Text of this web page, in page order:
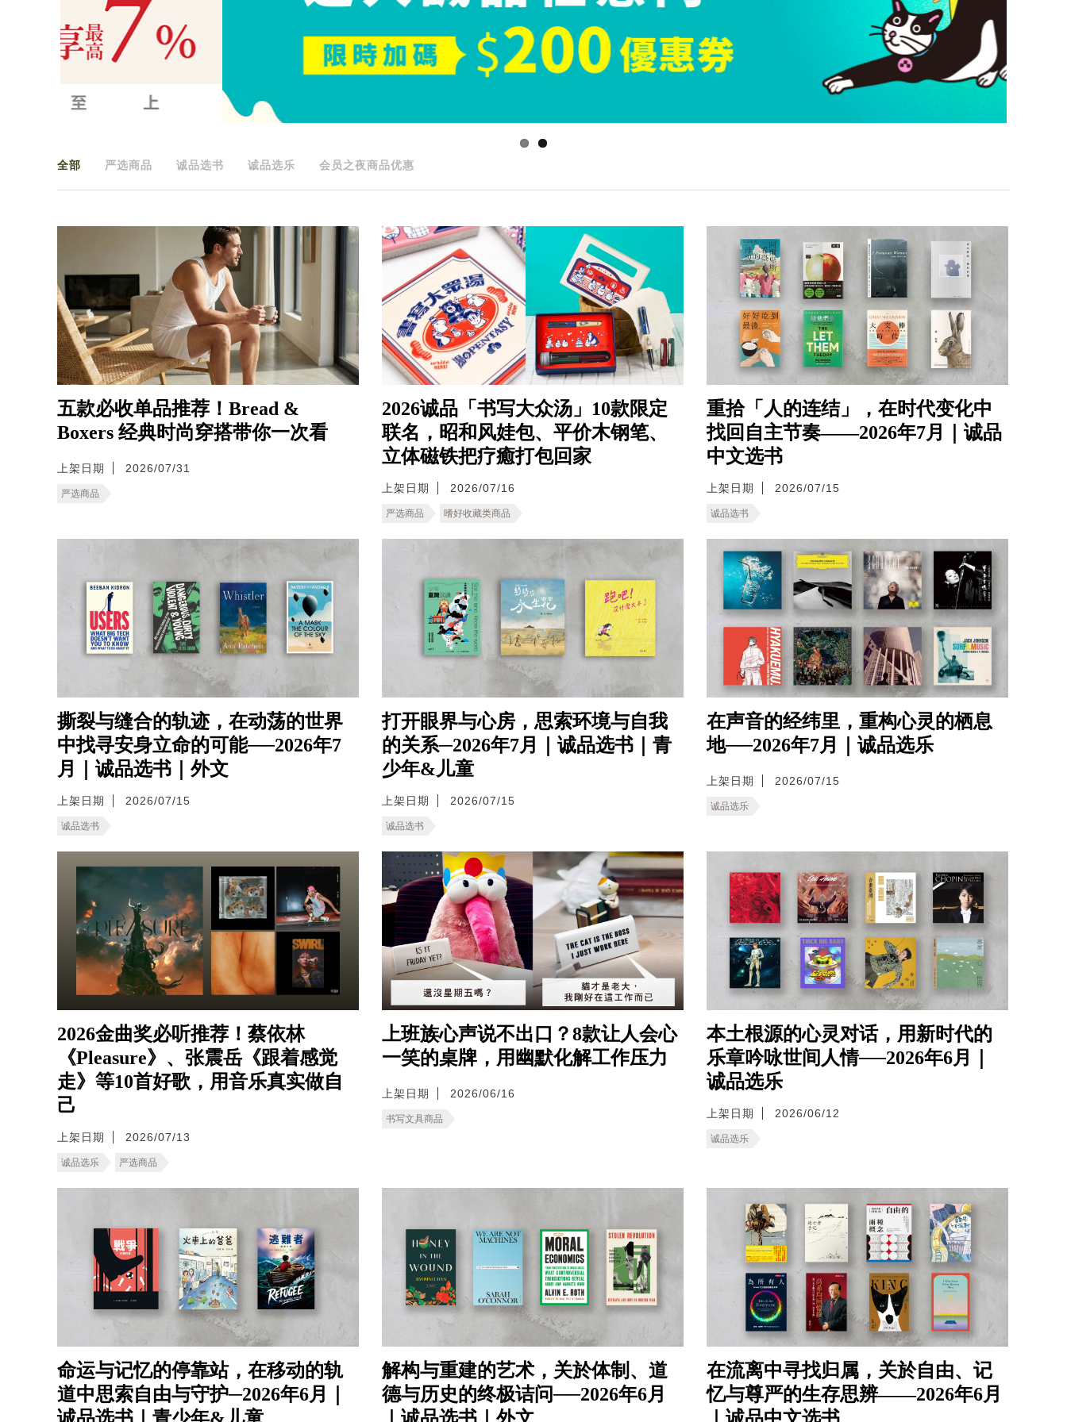
全部 严选商品 诚品选书 诚品选乐 会员之夜商品优惠
五款必收单品推荐！Bread &
Boxers 经典时尚穿搭带你一次看
上架日期 2026/07/31
严选商品
2026诚品「书写大众汤」10款限定
联名，昭和风娃包、平价木钢笔、
立体磁铁把疗癒打包回家
上架日期 2026/07/16
严选商品 嗜好收藏类商品
重拾「人的连结」，在时代变化中
找回自主节奏——2026年7月｜诚品
中文选书
上架日期 2026/07/15
诚品选书
撕裂与缝合的轨迹，在动荡的世界
中找寻安身立命的可能──2026年7
月｜诚品选书｜外文
上架日期 2026/07/15
诚品选书
打开眼界与心房，思索环境与自我
的关系─2026年7月｜诚品选书｜青
少年&儿童
上架日期 2026/07/15
诚品选书
在声音的经纬里，重构心灵的栖息
地──2026年7月｜诚品选乐
上架日期 2026/07/15
诚品选乐
2026金曲奖必听推荐！蔡依林
《Pleasure》、张震岳《跟着感觉
走》等10首好歌，用音乐真实做自
己
上架日期 2026/07/13
诚品选乐 严选商品
上班族心声说不出口？8款让人会心
一笑的桌牌，用幽默化解工作压力
上架日期 2026/06/16
书写文具商品
本土根源的心灵对话，用新时代的
乐章吟咏世间人情──2026年6月｜
诚品选乐
上架日期 2026/06/12
诚品选乐
命运与记忆的停靠站，在移动的轨
道中思索自由与守护─2026年6月｜
解构与重建的艺术，关於体制、道
德与历史的终极诘问──2026年6月
在流离中寻找归属，关於自由、记
忆与尊严的生存思辨——2026年6月